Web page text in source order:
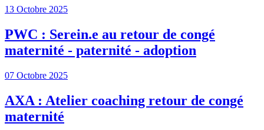
13 Octobre 2025
PWC : Serein.e au retour de congé
maternité - paternité - adoption
07 Octobre 2025
AXA : Atelier coaching retour de congé
maternité